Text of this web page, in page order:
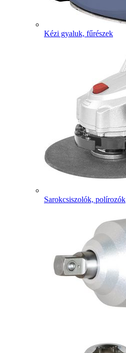
Kézi gyaluk, fűrészek
Sarokcsiszolók, polírozók